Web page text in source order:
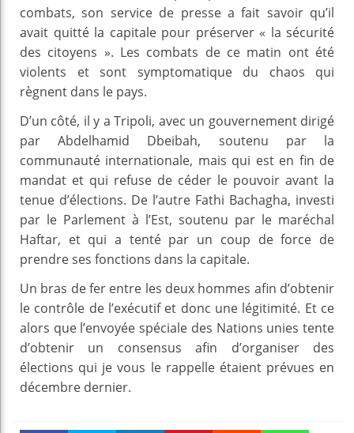
combats, son service de presse a fait savoir qu’il
avait quitté la capitale pour préserver « la sécurité
des citoyens ». Les combats de ce matin ont été
violents et sont symptomatique du chaos qui
règnent dans le pays.
D’un côté, il y a Tripoli, avec un gouvernement dirigé
par Abdelhamid Dbeibah, soutenu par la
communauté internationale, mais qui est en fin de
mandat et qui refuse de céder le pouvoir avant la
tenue d’élections. De l’autre Fathi Bachagha, investi
par le Parlement à l’Est, soutenu par le maréchal
Haftar, et qui a tenté par un coup de force de
prendre ses fonctions dans la capitale.
Un bras de fer entre les deux hommes afin d’obtenir
le contrôle de l’exécutif et donc une légitimité. Et ce
alors que l’envoyée spéciale des Nations unies tente
d’obtenir un consensus afin d’organiser des
élections qui je vous le rappelle étaient prévues en
décembre dernier.